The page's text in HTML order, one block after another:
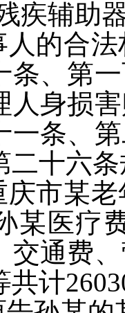
疾辅助
人的合
条、第
人身损
一条、
二十六
庆市某
某医疗
交通费
共计